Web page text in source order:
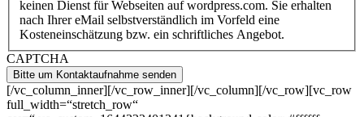
keinen Dienst für Webseiten auf wordpress.com. Sie erhalten
nach Ihrer eMail selbstverständlich im Vorfeld eine
Kosteneinschätzung bzw. ein schriftliches Angebot.
CAPTCHA
[/vc_column_inner][/vc_row_inner][/vc_column][/vc_row][vc_row
full_width=“stretch_row“